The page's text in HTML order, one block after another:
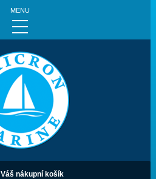
MENU
Váš nákupní košík